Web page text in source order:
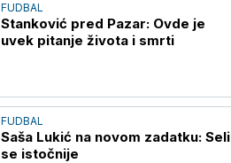
FUDBAL
Stanković pred Pazar: Ovde je
uvek pitanje života i smrti
FUDBAL
Saša Lukić na novom zadatku: Seli
se istočnije